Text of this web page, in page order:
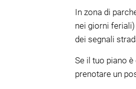
In zona di
nei giorni
dei segnali
Se il tuo piano
prenotare un